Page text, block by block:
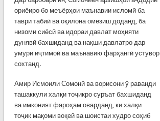
ориёиро бо меъёрҳои маънавии исломӣ ба
таври табиӣ ва оқилона омезиш доданд, ба
низоми сиёсӣ ва идораи давлат моҳияти
дунявӣ бахшиданд ва нақши давлатро дар
умури иҷтимоӣ ва маънавию фарҳангӣ устувор
сохтанд.
Амир Исмоили Сомонӣ ва ворисони ӯ раванди
ташаккули халқи тоҷикро суръат бахшиданд
ва имконият фароҳам оварданд, ки халқи
тоҷик мақоми воқеӣ ва шоистаи худро соҳиб